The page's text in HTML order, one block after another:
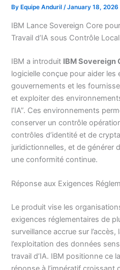
By Equipe Anduril/January 18, 2026
IBM Lance Sovereign Core
Travail d’IA sous Contrôle Local
IBM a introduit IBM Sovereign
logicielle conçue pour aider les
gouvernements et les
et exploiter des
l’IA”. Ces environnements
conserver un contrôle
contrôles d’identité et de
juridictionnelles, et de générer
une conformité continue.
Réponse aux Exigences
Le produit vise les
exigences réglementaires de
surveillance accrue sur
l’exploitation des données
travail d’IA. IBM positionne ce